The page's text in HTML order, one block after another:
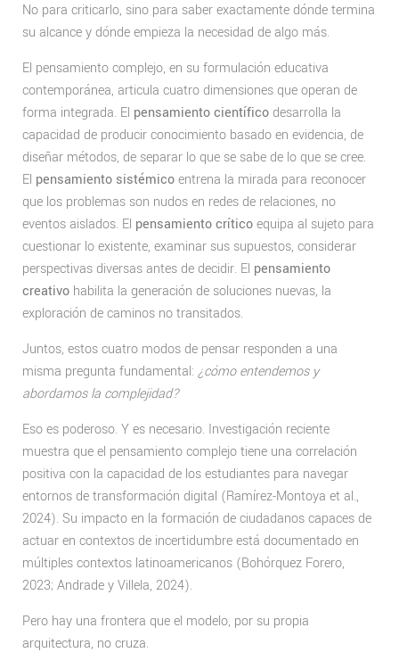
No para criticarlo, sino para saber exactamente dónde termina
su alcance y dónde empieza la necesidad de algo más.
El pensamiento complejo, en su formulación educativa
contemporánea, articula cuatro dimensiones que operan de
forma integrada. El pensamiento científicodesarrolla la
capacidad de producir conocimiento basado en evidencia, de
diseñar métodos, de separar lo que se sabe de lo que se cree.
El pensamiento sistémicoentrena la mirada para reconocer
que los problemas son nudos en redes de relaciones, no
eventos aislados. El pensamiento críticoequipa al sujeto para
cuestionar lo existente, examinar sus supuestos, considerar
perspectivas diversas antes de decidir. El pensamiento
creativo habilita la generación de soluciones nuevas, la
exploración de caminos no transitados.
Juntos, estos cuatro modos de pensar responden a una
misma pregunta fundamental: ¿cómo entendemos y
abordamos la complejidad?
Eso es poderoso. Y es necesario. Investigación reciente
muestra que el pensamiento complejo tiene una correlación
positiva con la capacidad de los estudiantes para navegar
entornos de transformación digital (Ramírez-Montoya et al.,
2024). Su impacto en la formación de ciudadanos capaces de
actuar en contextos de incertidumbre está documentado en
múltiples contextos latinoamericanos (Bohórquez Forero,
2023; Andrade y Villela, 2024).
Pero hay una frontera que el modelo, por su propia
arquitectura, no cruza.